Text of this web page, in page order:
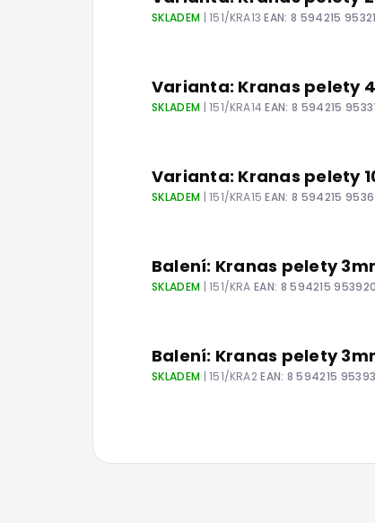
SKLADEM | 151/KRA13EAN: 8 594215
Varianta: Kranas pelety
SKLADEM | 151/KRA14EAN: 8 594215
Varianta: Kranas pelety
SKLADEM | 151/KRA15EAN: 8 594215
Balení: Kranas pelety
SKLADEM | 151/KRA EAN: 8 594215 953920
Balení: Kranas pelety
SKLADEM | 151/KRA2EAN: 8 594215